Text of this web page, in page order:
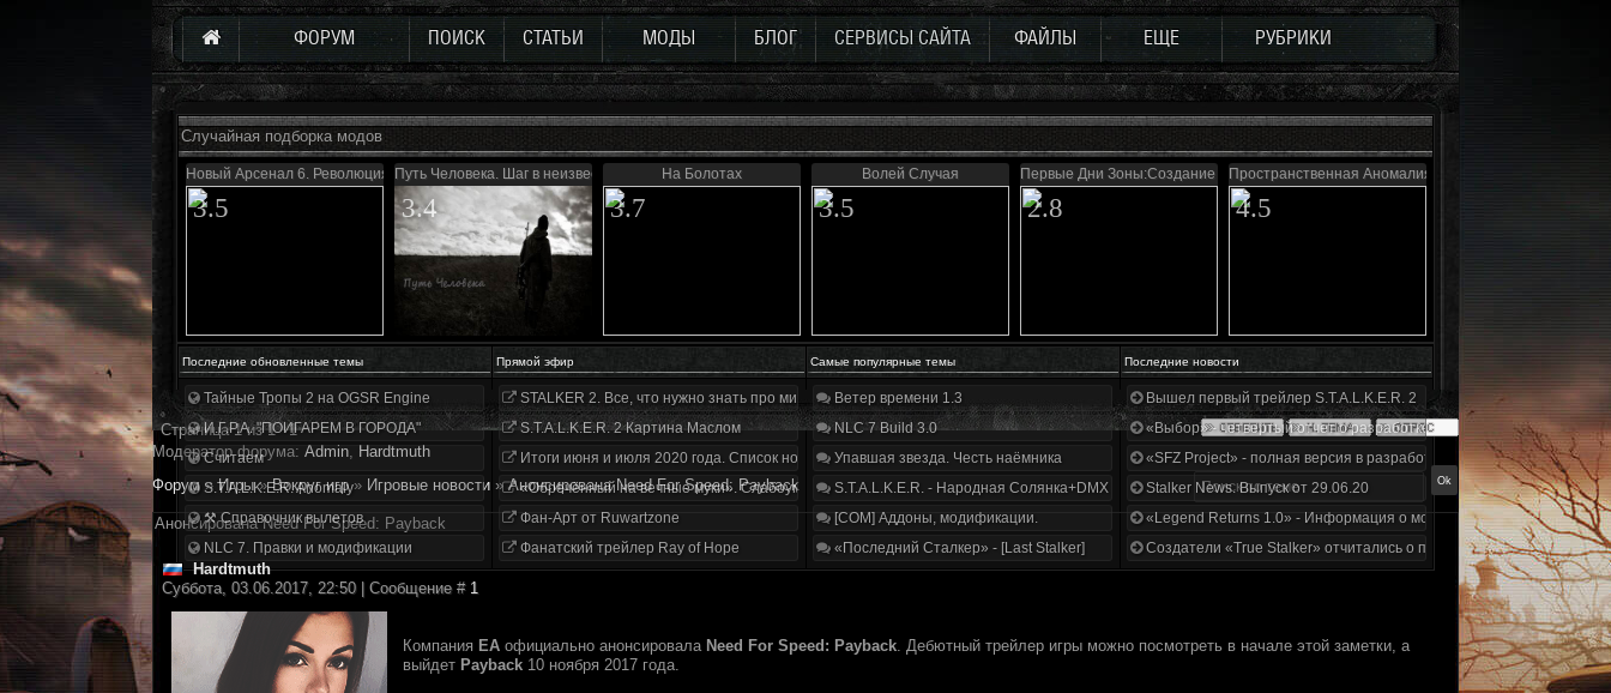
ФОРУМ ПОИСК СТАТЬИ МОДЫ БЛОГ СЕРВИСЫ САЙТА ФАЙЛЫ ЕЩЕ РУБРИКИ
Случайная подборка модов
Новый Арсенал 6. Революция
3.5
Путь Человека. Шаг в неизвестность. Дежавю
3.4
На Болотах
3.7
Волей Случая
3.5
Первые Дни Зоны:Создание в тумане
2.8
Пространственная Аномалия 4.1
4.5
Последние обновленные темы Прямой эфир Самые популярные темы Последние новости
Тайные Тропы 2 на OGSR Engine
И.Г.Р.А. "ПОИГАРЕМ В ГОРОДА"
Считаем
S.T.A.L.K.E.R. Anomaly
⚒ Справочник вылетов
NLC 7. Правки и модификации
STALKER 2. Все, что нужно знать про мир, геймплей и сюжет | Разбор трейлера
S.T.A.L.K.E.R. 2 Картина Маслом
Итоги июня и июля 2020 года. Список нововведений
«Обречённый на вечные муки». Слабоумие и отвага
Фан-Арт от Ruwartzone
Фанатский трейлер Ray of Hope
Ветер времени 1.3
NLC 7 Build 3.0
Упавшая звезда. Честь наёмника
S.T.A.L.K.E.R. - Народная Солянка+DMX 1.3.5.ООП.МА.К.
[COM] Аддоны, модификации.
«Последний Сталкер» - [Last Stalker]
Вышел первый трейлер S.T.A.L.K.E.R. 2
«Выбор» - четвертый отчет о разработке!
«SFZ Project» - полная версия в разработке!
Stalker News. Выпуск от 29.06.20
«Legend Returns 1.0» - Информация о моде за июнь 2020
Создатели «True Stalker» отчитались о проделанной работе
Страница1из1
1
Модератор форума: Аdmin, Hardtmuth
Форум » Игры » Вокруг игр » Игровые новости » Анонсирована Need For Speed: Payback
Анонсирована Need For Speed: Payback
Hardtmuth
Суббота, 03.06.2017, 22:50 | Сообщение # 1
Компания EA официально анонсировала Need For Speed: Payback. Дебютный трейлер игры можно посмотреть в начале этой заметки, а
выйдет Payback 10 ноября 2017 года.